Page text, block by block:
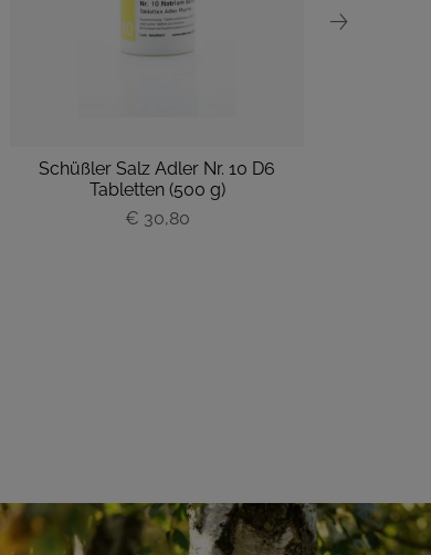
Schüßler Salz Adler Nr. 10 D6
Tabletten (500 g)
€ 30,80
P